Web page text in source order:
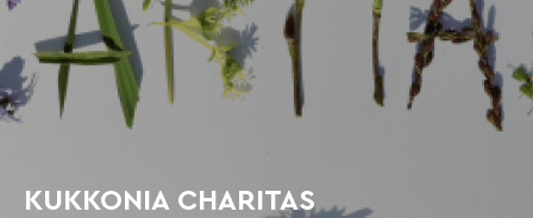
KUKKONIA CHARITAS